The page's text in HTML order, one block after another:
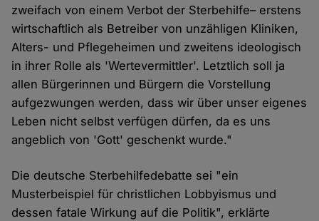
zweifach von einem Verbot der Sterbehilfe– erstens
wirtschaftlich als Betreiber von unzähligen Kliniken,
Alters- und Pflegeheimen und zweitens ideologisch
in ihrer Rolle als 'Wertevermittler'. Letztlich soll ja
allen Bürgerinnen und Bürgern die Vorstellung
aufgezwungen werden, dass wir über unser eigenes
Leben nicht selbst verfügen dürfen, da es uns
angeblich von 'Gott' geschenkt wurde."
Die deutsche Sterbehilfedebatte sei "ein
Musterbeispiel für christlichen Lobbyismus und
dessen fatale Wirkung auf die Politik", erklärte